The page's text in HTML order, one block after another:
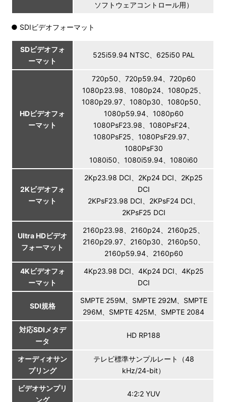
ソフトウェアコントロール用）
● SDIビデオフォーマット
SDビデオフォ
ーマット
525i59.94 NTSC、625i50 PAL
HDビデオフォ
ーマット
720p50、720p59.94、720p60
1080p23.98、1080p24、1080p25、
1080p29.97、1080p30、1080p50、
1080p59.94、1080p60
1080PsF23.98、1080PsF24、
1080PsF25、1080PsF29.97、
1080PsF30
1080i50、1080i59.94、1080i60
2Kビデオフォ
ーマット
2Kp23.98 DCI、2Kp24 DCI、2Kp25
DCI
2KPsF23.98 DCI、2KPsF24 DCI、
2KPsF25 DCI
Ultra HDビデオ
フォーマット
2160p23.98、2160p24、2160p25、
2160p29.97、2160p30、2160p50、
2160p59.94、2160p60
4Kビデオフォ
ーマット
4Kp23.98 DCI、4Kp24 DCI、4Kp25
DCI
SDI規格
SMPTE 259M、SMPTE 292M、SMPTE
296M、SMPTE 425M、SMPTE 2084
対応SDIメタデ
ータ
HD RP188
オーディオサン
プリング
テレビ標準サンプルレート（48
kHz/24-bit）
ビデオサンプリ
ング
4:2:2 YUV